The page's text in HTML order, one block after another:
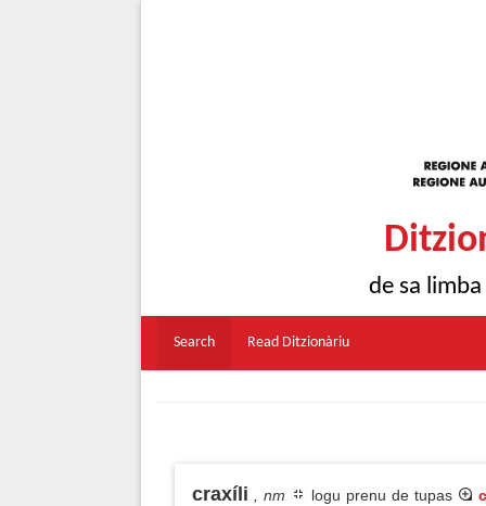
de sa
Search Read Ditzionàriu
craxíli , nm logu prenu de tupas